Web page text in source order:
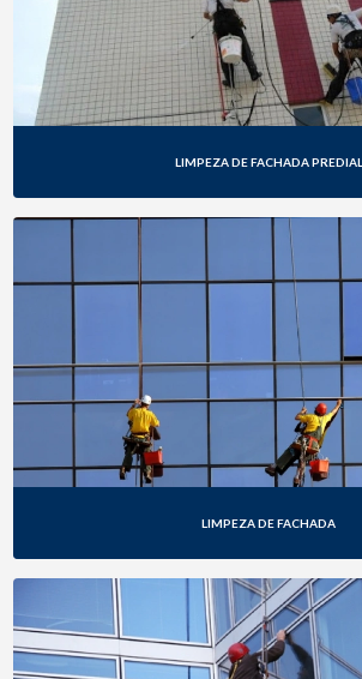
LIMPEZA DE FACHADA PREDIAL
LIMPEZA DE FACHADA